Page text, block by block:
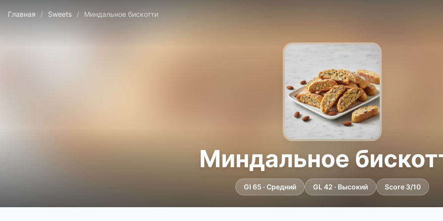
Главная / Sweets / Миндальное бискотти
Миндальное
GI 65 · Средний GL 42 · Высокий Score 3/10